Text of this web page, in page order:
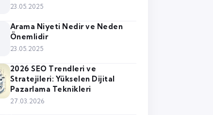
23.05.2025
Arama Niyeti Nedir ve Neden
Önemlidir
23.05.2025
2026 SEO Trendleri ve
Stratejileri: Yükselen Dijital
Pazarlama Teknikleri
27.03.2026